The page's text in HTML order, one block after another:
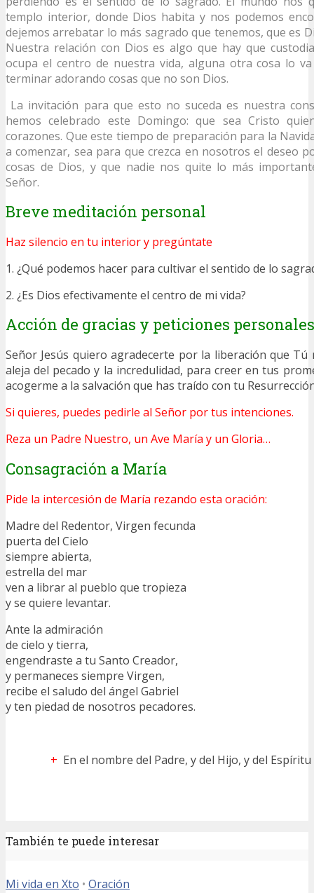
templo interior, donde Dios habita y nos podemos
dejemos arrebatar lo más sagrado que tenemos, que es
Nuestra relación con Dios es algo que hay que
ocupa el centro de nuestra vida, alguna otra cosa lo
terminar adorando cosas que no son Dios.
La invitación para que esto no suceda es nuestra
hemos celebrado este Domingo: que sea Cristo
corazones. Que este tiempo de preparación para la
a comenzar, sea para que crezca en nosotros el deseo
cosas de Dios, y que nadie nos quite lo más
Señor.
Breve meditación personal
Haz silencio en tu interior y pregúntate
1. ¿Qué podemos hacer para cultivar el sentido de lo
2. ¿Es Dios efectivamente el centro de mi vida?
Acción de gracias y peticiones personales
Señor Jesús quiero agradecerte por la liberación que Tú
aleja del pecado y la incredulidad, para creer en tus
acogerme a la salvación que has traído con tu
Si quieres, puedes pedirle al Señor por tus intenciones.
Reza un Padre Nuestro, un Ave María y un Gloria…
Consagración a María
Pide la intercesión de María rezando esta oración:
Madre del Redentor, Virgen fecunda
puerta del Cielo
siempre abierta,
estrella del mar
ven a librar al pueblo que tropieza
y se quiere levantar.
Ante la admiración
de cielo y tierra,
engendraste a tu Santo Creador,
y permaneces siempre Virgen,
recibe el saludo del ángel Gabriel
y ten piedad de nosotros pecadores.
+ En el nombre del Padre, y del Hijo, y del Espíritu
También te puede interesar
Mi vida en Xto • Oración